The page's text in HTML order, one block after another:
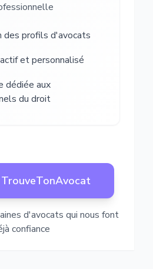
des profils d'avocats
et personnalisé
dédiée aux
du droit
d'avocats qui nous font
confiance